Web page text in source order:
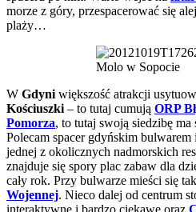
morze z góry, przespacerować się
plaży…
Molo w Sopocie
W Gdyni większość atrakcji
Kościuszki – to tutaj cumują ORP
Pomorza, to tutaj swoją siedzibę
Polecam spacer gdyńskim
jednej z okolicznych nadmorskich
znajduje się spory plac zabaw dla
cały rok. Przy bulwarze mieści się
Wojennej. Nieco dalej od centrum
interaktywne i bardzo ciekawe oraz